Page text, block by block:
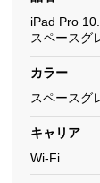
iPad Pro
スペースグ
カラー
スペースグ
キャリア
Wi-Fi